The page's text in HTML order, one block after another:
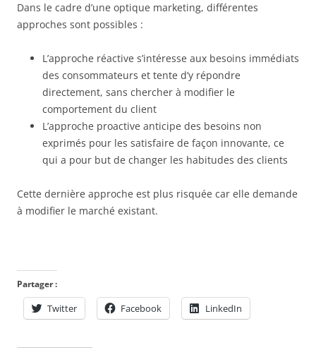
Dans le cadre d’une optique marketing, différentes
approches sont possibles :
L’approche réactive s’intéresse aux besoins immédiats
des consommateurs et tente d’y répondre
directement, sans chercher à modifier le
comportement du client
L’approche proactive anticipe des besoins non
exprimés pour les satisfaire de façon innovante, ce
qui a pour but de changer les habitudes des clients
Cette dernière approche est plus risquée car elle demande
à modifier le marché existant.
Partager :
Twitter Facebook LinkedIn